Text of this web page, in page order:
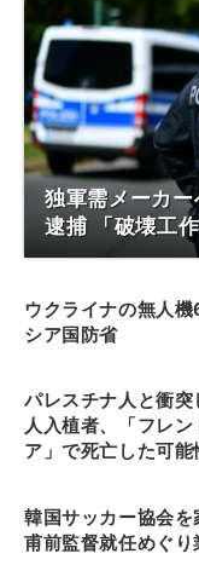
独軍需メーカ
逮捕 「破壊工
ウクライナの無人
シア国防省
パレスチナ人と衝
人入植者、「フレン
ア」で死亡した可能
韓国サッカー協会
甫前監督就任めぐ